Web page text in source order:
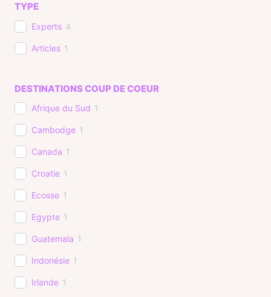
TYPE
Experts 4
Articles 1
DESTINATIONS COUP DE COEUR
Afrique du Sud 1
Cambodge 1
Canada 1
Croatie 1
Ecosse 1
Egypte 1
Guatemala 1
Indonésie 1
Irlande 1